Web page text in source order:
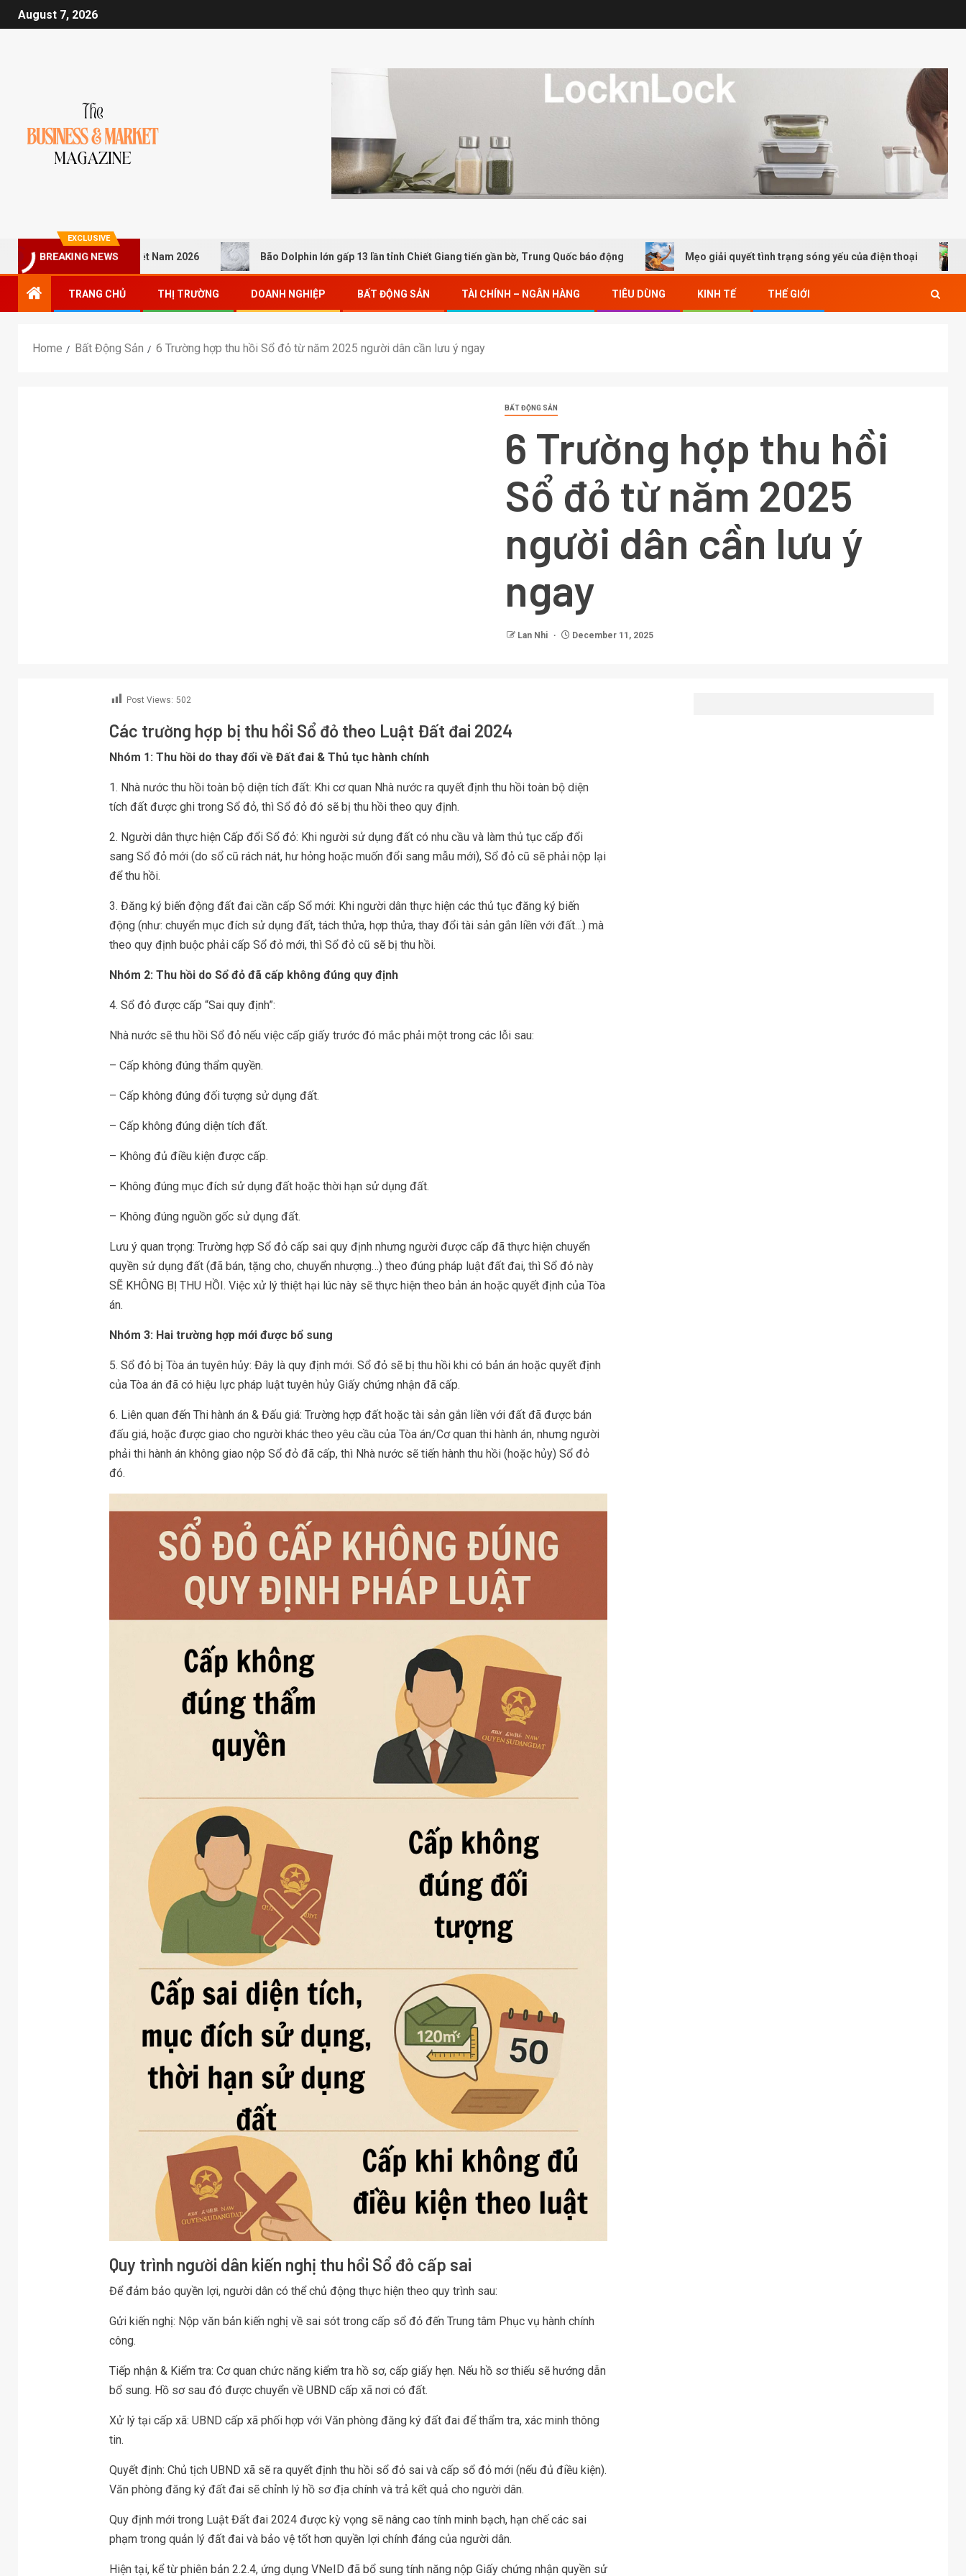
August 7, 2026
EXCLUSIVE
BREAKING NEWS
siêu tháp cao nhất Việt Nam 2026 Bão Dolphin lớn gấp 13 lần tỉnh Chiết Giang tiến gần bờ, Trung Quốc báo động Mẹo giải quyết tình trạng sóng yếu của điện thoại
TRANG CHỦ THỊ TRƯỜNG DOANH NGHIỆP BẤT ĐỘNG SẢN TÀI CHÍNH – NGÂN HÀNG TIÊU DÙNG KINH TẾ THẾ GIỚI
Home Bất Động Sản 6 Trường hợp thu hồi Sổ đỏ từ năm 2025 người dân cần lưu ý ngay
BẤT ĐỘNG SẢN
6 Trường hợp thu hồi
Sổ đỏ từ năm 2025
người dân cần lưu ý
ngay
Lan Nhi December 11, 2025
Post Views: 502
Các trường hợp bị thu hồi Sổ đỏ theo Luật Đất đai 2024
Nhóm 1: Thu hồi do thay đổi về Đất đai & Thủ tục hành chính
1. Nhà nước thu hồi toàn bộ diện tích đất: Khi cơ quan Nhà nước ra quyết định thu hồi toàn bộ diện
tích đất được ghi trong Sổ đỏ, thì Sổ đỏ đó sẽ bị thu hồi theo quy định.
2. Người dân thực hiện Cấp đổi Sổ đỏ: Khi người sử dụng đất có nhu cầu và làm thủ tục cấp đổi
sang Sổ đỏ mới (do sổ cũ rách nát, hư hỏng hoặc muốn đổi sang mẫu mới), Sổ đỏ cũ sẽ phải nộp lại
để thu hồi.
3. Đăng ký biến động đất đai cần cấp Sổ mới: Khi người dân thực hiện các thủ tục đăng ký biến
động (như: chuyển mục đích sử dụng đất, tách thửa, hợp thửa, thay đổi tài sản gắn liền với đất…) mà
theo quy định buộc phải cấp Sổ đỏ mới, thì Sổ đỏ cũ sẽ bị thu hồi.
Nhóm 2: Thu hồi do Sổ đỏ đã cấp không đúng quy định
4. Sổ đỏ được cấp “Sai quy định”:
Nhà nước sẽ thu hồi Sổ đỏ nếu việc cấp giấy trước đó mắc phải một trong các lỗi sau:
– Cấp không đúng thẩm quyền.
– Cấp không đúng đối tượng sử dụng đất.
– Cấp không đúng diện tích đất.
– Không đủ điều kiện được cấp.
– Không đúng mục đích sử dụng đất hoặc thời hạn sử dụng đất.
– Không đúng nguồn gốc sử dụng đất.
Lưu ý quan trọng: Trường hợp Sổ đỏ cấp sai quy định nhưng người được cấp đã thực hiện chuyển
quyền sử dụng đất (đã bán, tặng cho, chuyển nhượng…) theo đúng pháp luật đất đai, thì Sổ đỏ này
SẼ KHÔNG BỊ THU HỒI. Việc xử lý thiệt hại lúc này sẽ thực hiện theo bản án hoặc quyết định của Tòa
án.
Nhóm 3: Hai trường hợp mới được bổ sung
5. Sổ đỏ bị Tòa án tuyên hủy: Đây là quy định mới. Sổ đỏ sẽ bị thu hồi khi có bản án hoặc quyết định
của Tòa án đã có hiệu lực pháp luật tuyên hủy Giấy chứng nhận đã cấp.
6. Liên quan đến Thi hành án & Đấu giá: Trường hợp đất hoặc tài sản gắn liền với đất đã được bán
đấu giá, hoặc được giao cho người khác theo yêu cầu của Tòa án/Cơ quan thi hành án, nhưng người
phải thi hành án không giao nộp Sổ đỏ đã cấp, thì Nhà nước sẽ tiến hành thu hồi (hoặc hủy) Sổ đỏ
đó.
Quy trình người dân kiến nghị thu hồi Sổ đỏ cấp sai
Để đảm bảo quyền lợi, người dân có thể chủ động thực hiện theo quy trình sau:
Gửi kiến nghị: Nộp văn bản kiến nghị về sai sót trong cấp sổ đỏ đến Trung tâm Phục vụ hành chính
công.
Tiếp nhận & Kiểm tra: Cơ quan chức năng kiểm tra hồ sơ, cấp giấy hẹn. Nếu hồ sơ thiếu sẽ hướng dẫn
bổ sung. Hồ sơ sau đó được chuyển về UBND cấp xã nơi có đất.
Xử lý tại cấp xã: UBND cấp xã phối hợp với Văn phòng đăng ký đất đai để thẩm tra, xác minh thông
tin.
Quyết định: Chủ tịch UBND xã sẽ ra quyết định thu hồi sổ đỏ sai và cấp sổ đỏ mới (nếu đủ điều kiện).
Văn phòng đăng ký đất đai sẽ chỉnh lý hồ sơ địa chính và trả kết quả cho người dân.
Quy định mới trong Luật Đất đai 2024 được kỳ vọng sẽ nâng cao tính minh bạch, hạn chế các sai
phạm trong quản lý đất đai và bảo vệ tốt hơn quyền lợi chính đáng của người dân.
Hiện tại, kể từ phiên bản 2.2.4, ứng dụng VNeID đã bổ sung tính năng nộp Giấy chứng nhận quyền sử